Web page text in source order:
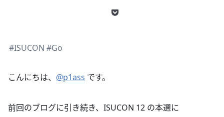
#ISUCON #Go
こんにちは、 @p1ass です。
前回のブログに引き続き、ISUCON 12 の本選に